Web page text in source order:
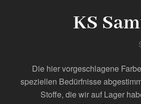
KS
Die hier vorgeschlagene
speziellen Bedürfnisse
Stoffe, die wir auf Lager